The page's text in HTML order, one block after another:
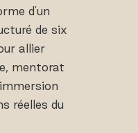
d'un
de six
allier
mentorat
réelles du